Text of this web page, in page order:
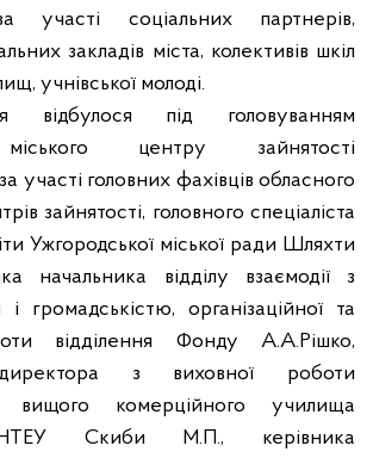
участі соціальних партнерів,
закладів міста, колективів шкіл
учнівської молоді.
відбулося під головуванням
центру зайнятості
участі головних фахівців обласного
зайнятості, головного спеціаліста
Ужгородської міської ради Шляхти
начальника відділу взаємодії з
громадськістю, організаційної та
відділення Фонду А.А.Рішко,
з виховної роботи
вищого комерційного училища
НТЕУ Скиби М.П., керівника